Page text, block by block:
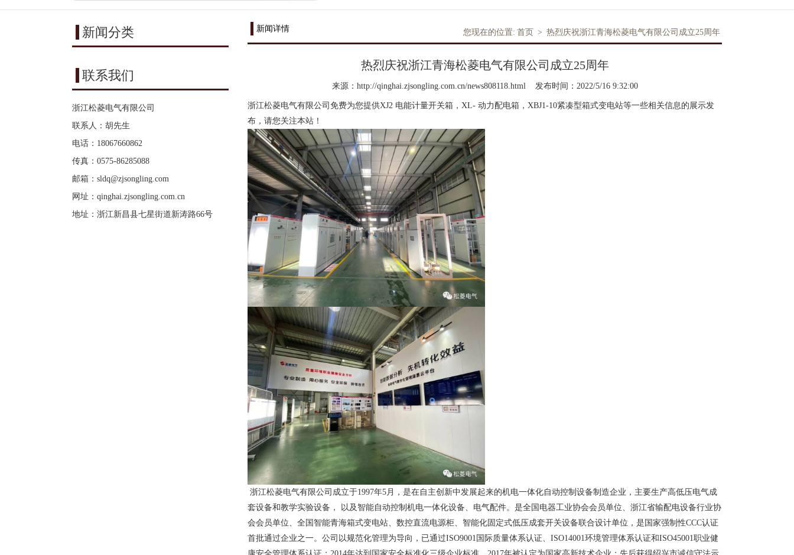
新闻分类
联系我们
浙江松菱电气有限公司
联系人：胡先生
电话：18067660862
传真：0575-86285088
邮箱： sldq@zjsongling.com
网址： qinghai.zjsongling.com.cn
地址：浙江新昌县七星街道新涛路66号
新闻详情 您现在的位置: 首页 > 热烈庆祝浙江青海松菱电气有限公司成立25周年
热烈庆祝浙江青海松菱电气有限公司成立25周年
来源：http://qinghai.zjsongling.com.cn/news808118.html 发布时间：2022/5/16 9:32:00
浙江松菱电气有限公司免费为您提供XJ2 电能计量开关箱 ，XL- 动力配电箱，XBJ1-10紧凑型箱式变电站等一些相关信息的展示发
布，请您关注本站！
浙江松菱电气有限公司成立于1997年5月，是在自主创新中发展起来的机电一体化自动控制设备制造企业，主要生产高低压电气成
套设备和教学实验设备， 以及智能自动控制机电一体化设备、电气配件。是全国电器工业协会会员单位、浙江省输配电设备行业协
会会员单位、全国智能青海箱式变电站、数控直流电源柜、智能化固定式低压成套开关设备联合设计单位，是国家强制性CCC认证
首批通过企业之一。公司以规范化管理为导向，已通过ISO9001国际质量体系认证、ISO14001环境管理体系认证和ISO45001职业健